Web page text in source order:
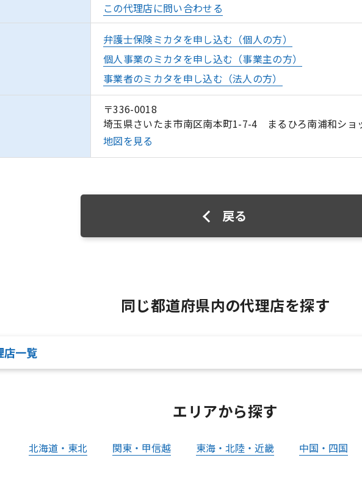
この代理店に問い合わせる
弁護士保険ミカタを申し込む（個人の方）
個人事業のミカタを申し込む（事業主の方）
事業者のミカタを申し込む（法人の方）
〒336-0018
埼玉県さいたま市南区南本町1-7-4 まるひろ南浦和ショ
地図を見る
戻る
同じ都道府県内の代理店を探す
店一覧
エリアから探す
北海道・東北 関東・甲信越 東海・北陸・近畿 中国・四国